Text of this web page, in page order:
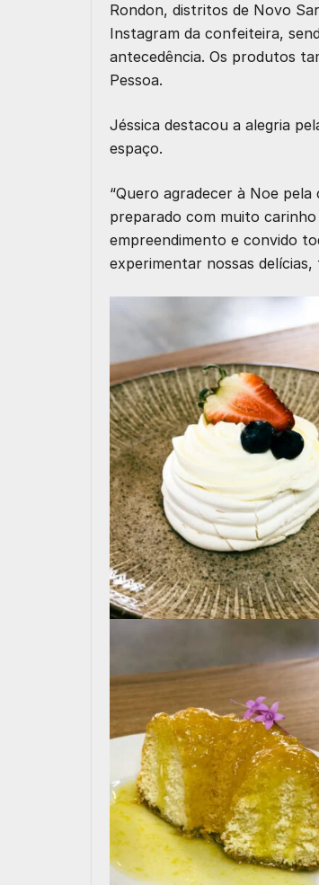
Rondon, distritos de Novo
Instagram da confeiteira,
antecedência. Os produtos
Pessoa.
Jéssica destacou a alegria
espaço.
“Quero agradecer à Noe
preparado com muito
empreendimento e convido
experimentar nossas